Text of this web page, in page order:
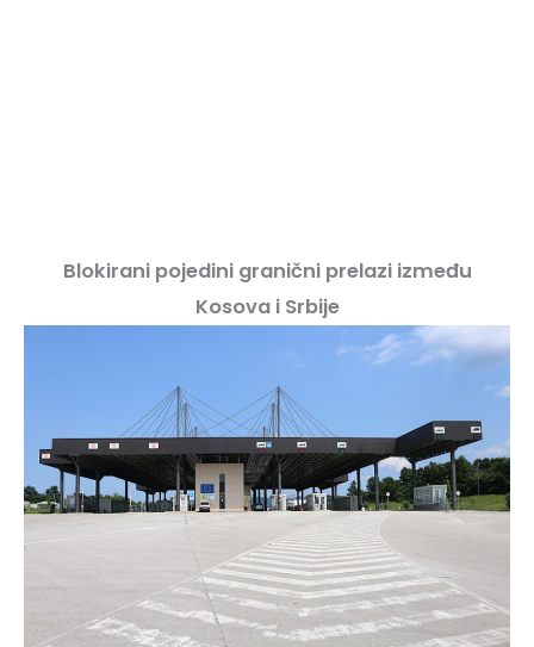
Blokirani pojedini granični prelazi između
Kosova i Srbije